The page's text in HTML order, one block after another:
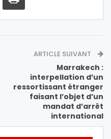
ARTICLE SUIVANT
Marrakech :
interpellation d’un
ressortissant étranger
faisant l’objet d’un
mandat d’arrêt
international